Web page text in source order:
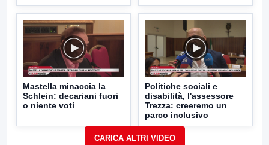
Mastella minaccia la
Schlein: decariani fuori
o niente voti
Politiche sociali e
disabilità, l'assessore
Trezza: creeremo un
parco inclusivo